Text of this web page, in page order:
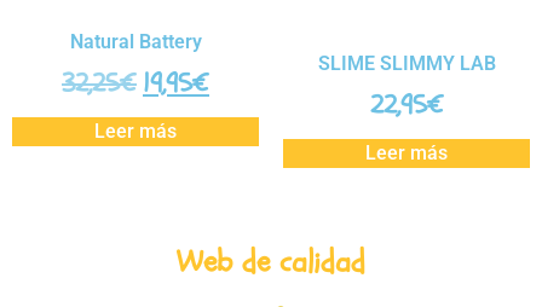
Natural Battery
32,25€ 19,95€
Leer más
SLIME SLIMMY LAB
22,95€
Leer más
Web de calidad